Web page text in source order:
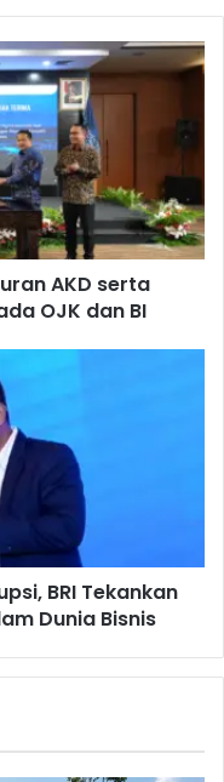
AKD serta
OJK dan BI
BRI Tekankan
Dunia Bisnis